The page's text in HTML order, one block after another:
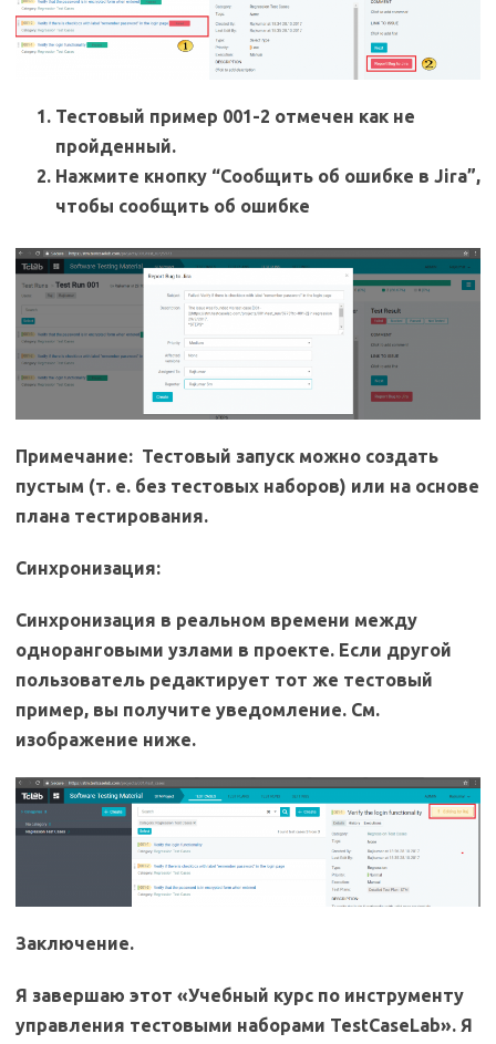
Тестовый пример 001-2 отмечен как не
пройденный.
Нажмите кнопку “Сообщить об ошибке в Jira”,
чтобы сообщить об ошибке
Примечание: Тестовый запуск можно создать
пустым (т. е. без тестовых наборов) или на основе
плана тестирования.
Синхронизация:
Синхронизация в реальном времени между
одноранговыми узлами в проекте. Если другой
пользователь редактирует тот же тестовый
пример, вы получите уведомление. См.
изображение ниже.
Заключение.
Я завершаю этот «Учебный курс по инструменту
управления тестовыми наборами TestCaseLab». Я